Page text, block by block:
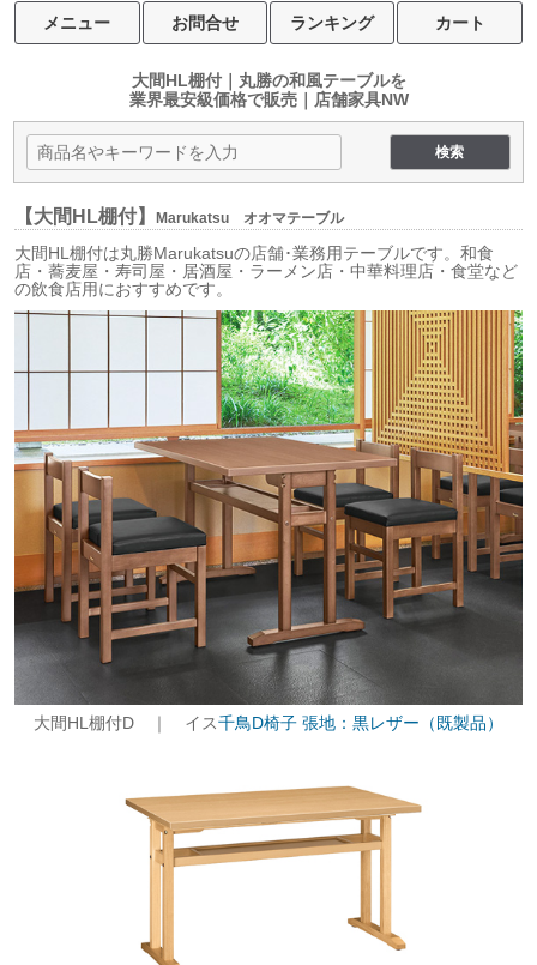
メニュー お問合せ ランキング カート
大間HL棚付｜丸勝の和風テーブルを
業界最安級価格で販売｜店舗家具NW
【大間HL棚付】Marukatsu オオマテーブル
大間HL棚付は丸勝Marukatsuの店舗･業務用テーブルです。和食
店・蕎麦屋・寿司屋・居酒屋・ラーメン店・中華料理店・食堂など
の飲食店用におすすめです。
大間HL棚付D ｜ イス千鳥D椅子 張地：黒レザー（既製品）